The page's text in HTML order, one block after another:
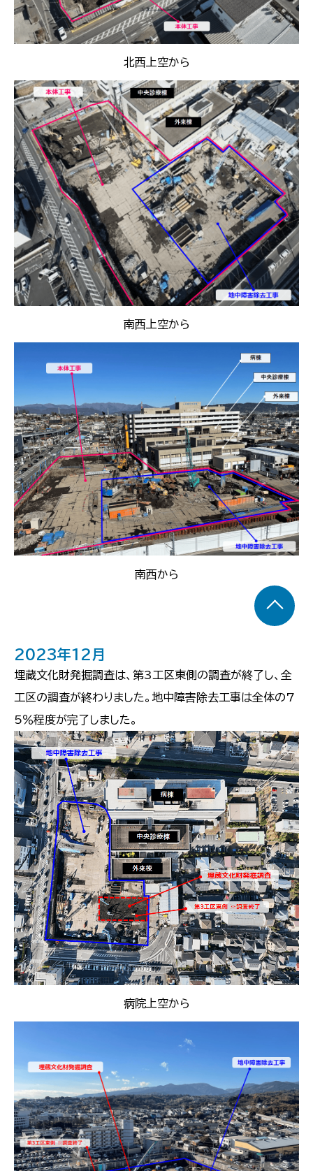
北西上空から
南西上空から
南西から
2023年12月
埋蔵文化財発掘調査は、第3工区東側の調査が終了し、全
工区の調査が終わりました。地中障害除去工事は全体の7
5％程度が完了しました。
病院上空から